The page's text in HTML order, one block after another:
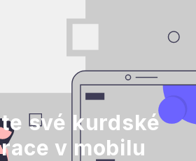
své kurdské
v mobilu